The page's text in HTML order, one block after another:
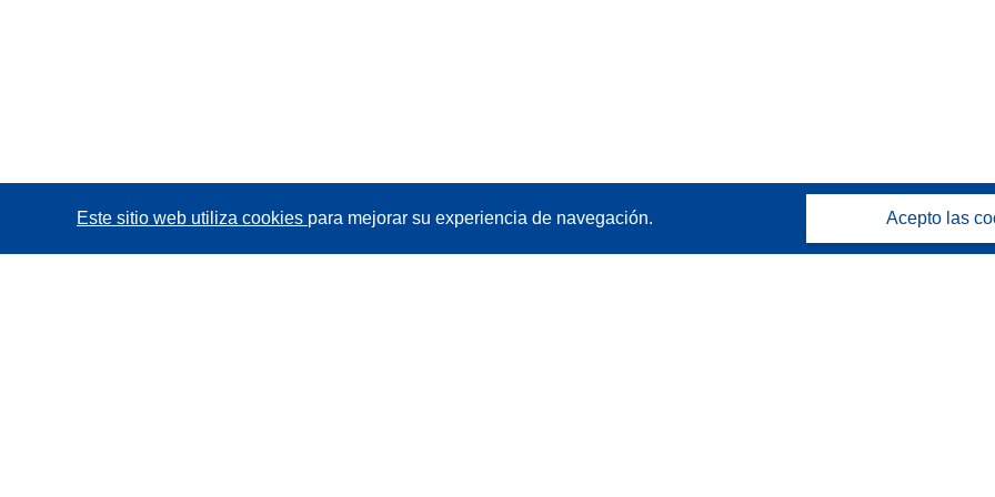
Este sitio web utiliza cookies para mejorar su experiencia de navegación. Acepto las